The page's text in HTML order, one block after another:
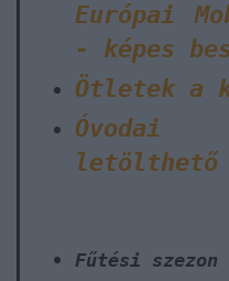
Európai
- képes
Ötletek a
Óvodai
letölthető
Fűtési